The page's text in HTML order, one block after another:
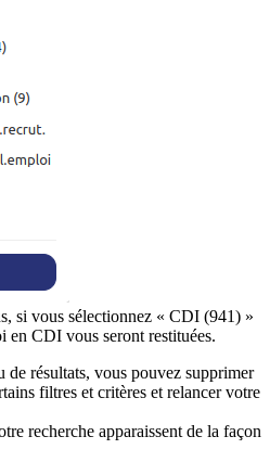
si vous sélectionnez « CDI (941) »
en CDI vous seront restituées.
de résultats, vous pouvez supprimer
filtres et critères et relancer votre
recherche apparaissent de la façon